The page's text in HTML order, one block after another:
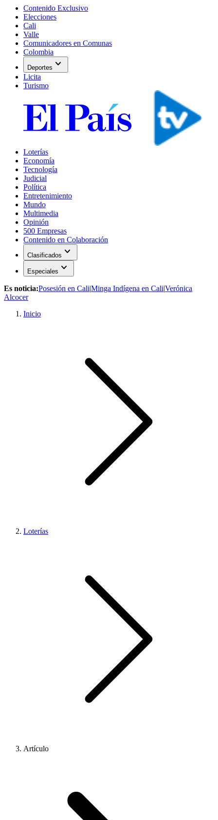
Contenido Exclusivo
Elecciones
Cali
Valle
Comunicadores en Comunas
Colombia
Deportes expand_more
Licita
Turismo
Loterías
Economía
Tecnología
Judicial
Política
Entretenimiento
Mundo
Multimedia
Opinión
500 Empresas
Contenido en Colaboración
Clasificados expand_more
Especiales expand_more
Es noticia:Posesión en Cali|Minga Indígena en Cali|Verónica
Alcocer
Inicio
Loterías
Artículo